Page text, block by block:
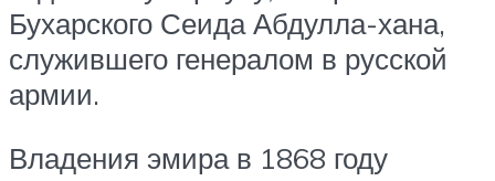
Бухарского Сеида Абдулла-хана,
служившего генералом в русской
армии.
Владения эмира в 1868 году